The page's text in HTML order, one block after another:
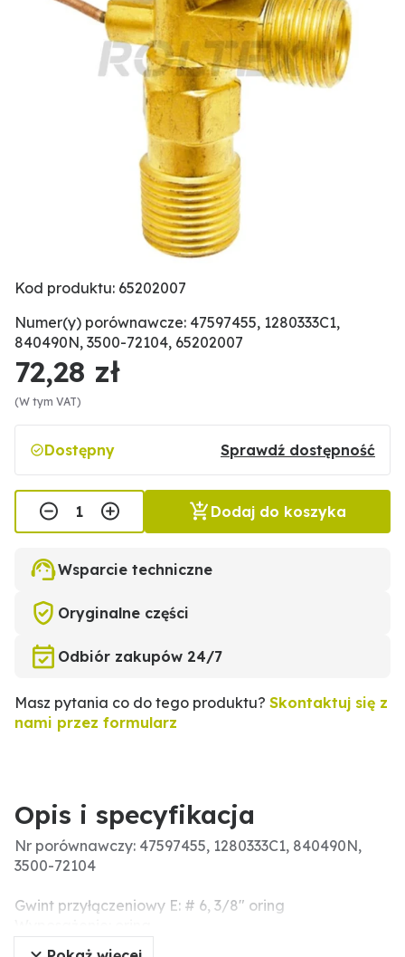
Kod produktu: 65202007
Numer(y) porównawcze: 47597455, 1280333C1,
840490N, 3500-72104, 65202007
72,28 zł
(W tym VAT)
Dostępny Sprawdź dostępność
Dodaj do koszyka
Wsparcie techniczne
Oryginalne części
Odbiór zakupów 24/7
Masz pytania co do tego produktu? Skontaktuj się z
nami przez formularz
Opis i specyfikacja
Nr porównawczy: 47597455, 1280333C1, 840490N,
3500-72104
Gwint przyłączeniowy E: # 6, 3/8" oring
Przyłącze - gwint A: # 8, 1/2" oring